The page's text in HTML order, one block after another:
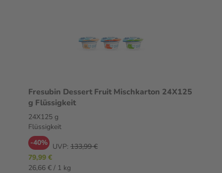
Fresubin Dessert Fruit Mischkarton 24X125
g Flüssigkeit
24X125 g
Flüssigkeit
-40% UVP: 133,99 €
79,99 €
26,66 € / 1 kg